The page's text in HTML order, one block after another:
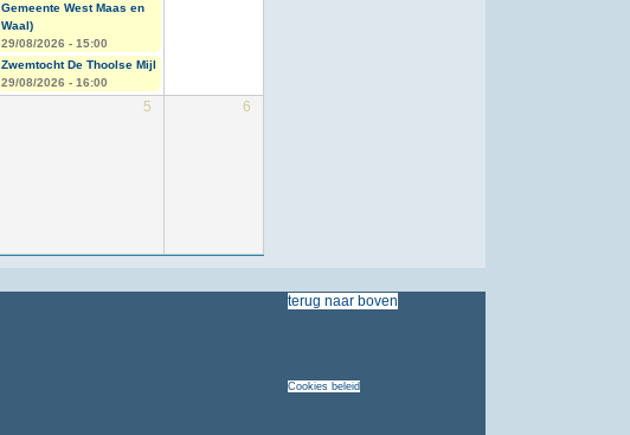
Gemeente West Maas en
Waal)
29/08/2026 - 15:00
Zwemtocht De Thoolse Mijl
29/08/2026 - 16:00
5 6
terug naar boven
Cookies beleid